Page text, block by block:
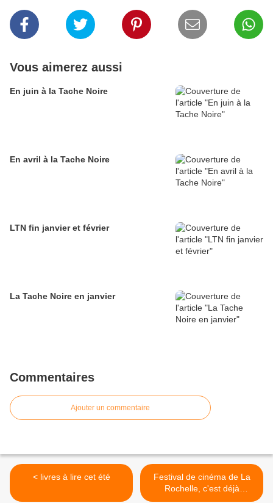
Vous aimerez aussi
En juin à la Tache Noire
En avril à la Tache Noire
LTN fin janvier et février
La Tache Noire en janvier
Commentaires
Ajouter un commentaire
< livres à lire cet été
Festival de cinéma de La
Rochelle, c'est déjà
commencé >